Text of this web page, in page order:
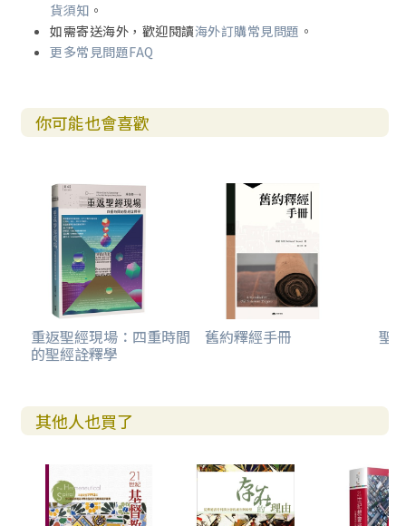
貨須知 。
如需寄送海外，歡迎閱讀海外訂購常見問題 。
更多常見問題FAQ
你可能也會喜歡
重返聖經現場：四重時間
的聖經詮釋學
舊約釋經手冊 聖
其他人也買了